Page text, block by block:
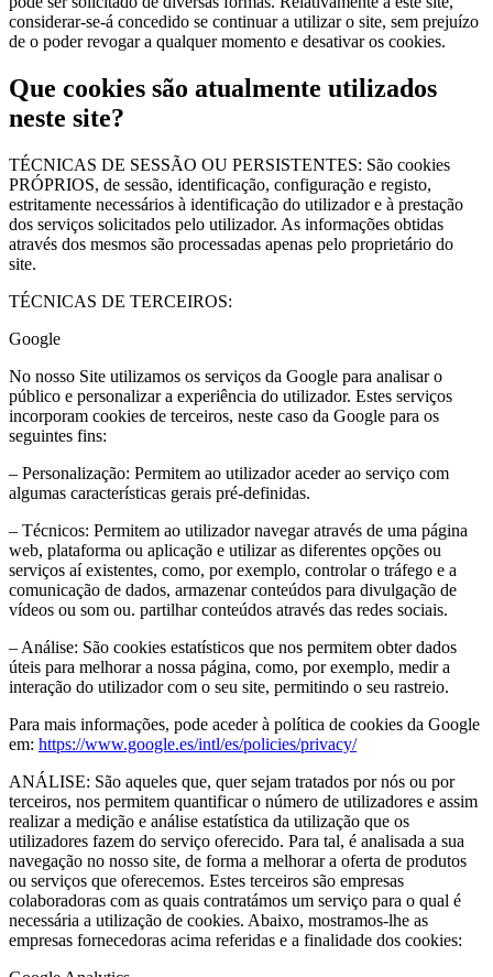
considerar-se-á concedido se continuar a utilizar o site, sem prejuízo
de o poder revogar a qualquer momento e desativar os cookies.
Que cookies são atualmente utilizados
neste site?
TÉCNICAS DE SESSÃO OU PERSISTENTES: São cookies
PRÓPRIOS, de sessão, identificação, configuração e registo,
estritamente necessários à identificação do utilizador e à prestação
dos serviços solicitados pelo utilizador. As informações obtidas
através dos mesmos são processadas apenas pelo proprietário do
site.
TÉCNICAS DE TERCEIROS:
Google
No nosso Site utilizamos os serviços da Google para analisar o
público e personalizar a experiência do utilizador. Estes serviços
incorporam cookies de terceiros, neste caso da Google para os
seguintes fins:
– Personalização: Permitem ao utilizador aceder ao serviço com
algumas características gerais pré-definidas.
– Técnicos: Permitem ao utilizador navegar através de uma página
web, plataforma ou aplicação e utilizar as diferentes opções ou
serviços aí existentes, como, por exemplo, controlar o tráfego e a
comunicação de dados, armazenar conteúdos para divulgação de
vídeos ou som ou. partilhar conteúdos através das redes sociais.
– Análise: São cookies estatísticos que nos permitem obter dados
úteis para melhorar a nossa página, como, por exemplo, medir a
interação do utilizador com o seu site, permitindo o seu rastreio.
Para mais informações, pode aceder à política de cookies da Google
em: https://www.google.es/intl/es/policies/privacy/
ANÁLISE: São aqueles que, quer sejam tratados por nós ou por
terceiros, nos permitem quantificar o número de utilizadores e assim
realizar a medição e análise estatística da utilização que os
utilizadores fazem do serviço oferecido. Para tal, é analisada a sua
navegação no nosso site, de forma a melhorar a oferta de produtos
ou serviços que oferecemos. Estes terceiros são empresas
colaboradoras com as quais contratámos um serviço para o qual é
necessária a utilização de cookies. Abaixo, mostramos-lhe as
empresas fornecedoras acima referidas e a finalidade dos cookies: